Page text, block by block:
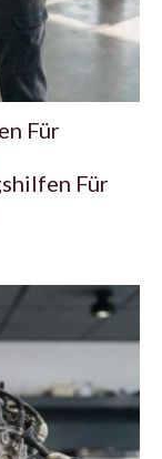
Für
Für